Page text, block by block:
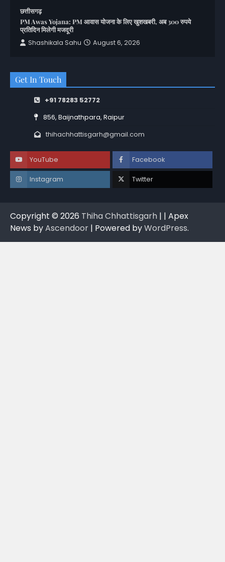
छत्तीसगढ़
PM Awas Yojana: PM आवास योजना के लिए खुशखबरी, अब 300 रुपये
प्रतिदिन मिलेगी मजदूरी
Shashikala Sahu
August 6, 2026
Get In Touch
+91 78283 52772
856, Baijnathpara, Raipur
thihachhattisgarh@gmail.com
YouTube Facebook
Instagram Twitter
Copyright © 2026 Thiha Chhattisgarh | | Apex
News byAscendoor | Powered byWordPress.